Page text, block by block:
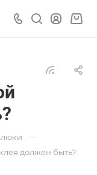
—
должен быть?